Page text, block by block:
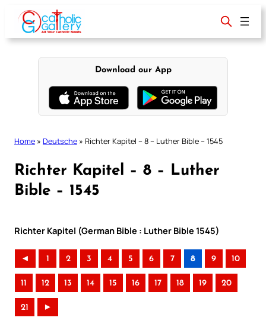
content
Download our App
Home » Deutsche » Richter Kapitel – 8 – Luther Bible – 1545
Richter Kapitel – 8 – Luther
Bible – 1545
Richter Kapitel (German Bible : Luther Bible 1545)
◄ 1 2 3 4 5 6 7 8 9 10
11 12 13 14 15 16 17 18 19 20
21 ►